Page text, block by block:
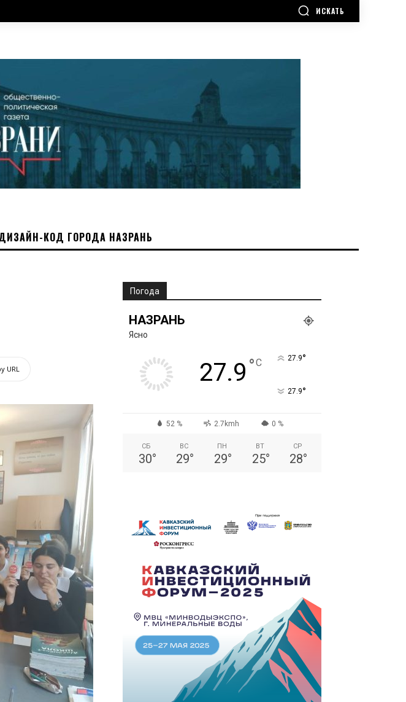
ИСКАТЬ
КОД ГОРОДА НАЗРАНЬ
URL
Погода
НАЗРАНЬ
Ясно
27.9 °C 27.9°
27.9°
52 % 2.7kmh 0 %
СБ
30°
ВС
29°
ПН
29°
ВТ
25°
СР
28°